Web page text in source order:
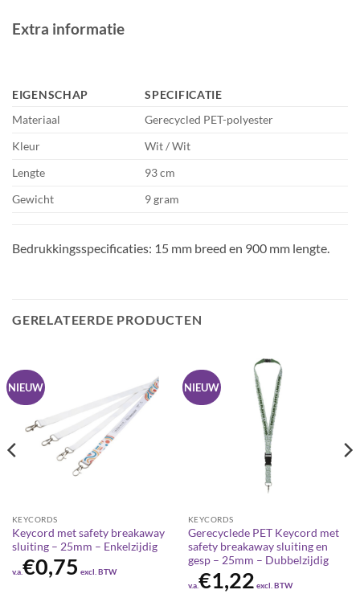
Extra informatie
EIGENSCHAP
SPECIFICATIE
Materiaal
Gerecycled PET-polyester
Kleur
Wit / Wit
Lengte
93 cm
Gewicht
9 gram
Bedrukkingsspecificaties: 15 mm breed en 900 mm lengte.
GERELATEERDE PRODUCTEN
NIEUW
KEYCORDS
Keycord met safety breakaway
sluiting – 25mm – Enkelzijdig
v.a.€0,75 excl. BTW
NIEUW
KEYCORDS
Gerecyclede PET Keycord met
safety breakaway sluiting en
gesp – 25mm – Dubbelzijdig
v.a.€1,22 excl. BTW